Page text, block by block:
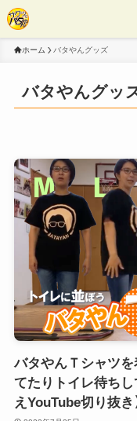
ホーム バタやんグッズ
バタやんグッ
バタやんＴシャツ
てたりトイレ待ち
えYouTube切り抜き